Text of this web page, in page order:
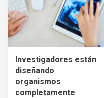
Investigadores están
diseñando
organismos
completamente